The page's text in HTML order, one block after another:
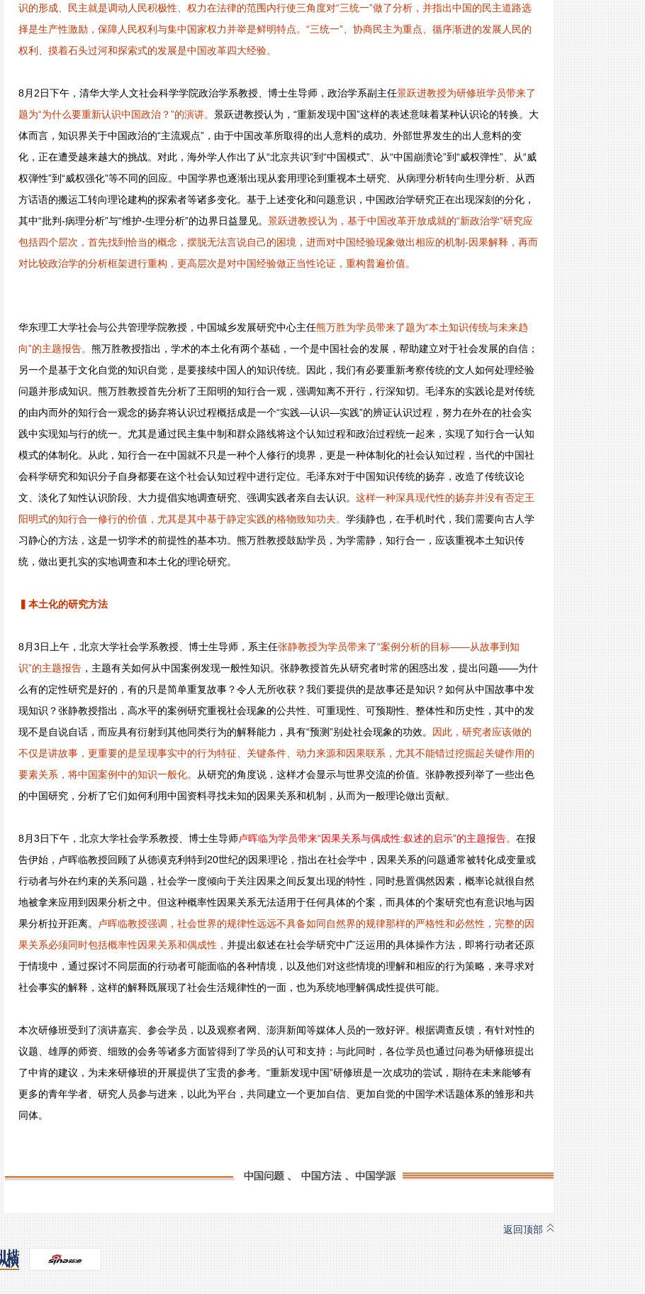
识的形成、民主就是调动人民积极性、权力在法律的范围内行使三角度对“三统一”做了分析，并指出中国的民主道路选
择是生产性激励，保障人民权利与集中国家权力并举是鲜明特点。“三统一”、协商民主为重点、循序渐进的发展人民的
权利、摸着石头过河和探索式的发展是中国改革四大经验。
8月2日下午，清华大学人文社会科学学院政治学系教授、博士生导师，政治学系副主任景跃进教授为研修班学员带来了
题为“为什么要重新认识中国政治？”的演讲。 景跃进教授认为，“重新发现中国”这样的表述意味着某种认识论的转换。大
体而言，知识界关于中国政治的“主流观点”，由于中国改革所取得的出人意料的成功、外部世界发生的出人意料的变
化，正在遭受越来越大的挑战。对此，海外学人作出了从“北京共识”到“中国模式”、从“中国崩溃论”到“威权弹性”、从“威
权弾性”到“威权强化”等不同的回应。中国学界也逐渐出现从套用理论到重视本土研究、从病理分析转向生理分析、从西
方话语的搬运工转向理论建构的探索者等诸多变化。基于上述变化和问题意识，中国政治学研究正在出现深刻的分化，
其中“批判-病理分析”与“维护-生理分析”的边界日益显见。 景跃进教授认为，基于中国改革开放成就的“新政治学”研究应
包括四个层次，首先找到恰当的概念，摆脱无法言说自己的困境，进而对中国经验现象做出相应的机制-因果解释，再而
对比较政治学的分析框架进行重构，更高层次是对中国经验做正当性论证，重构普遍价值。
华东理工大学社会与公共管理学院教授，中国城乡发展研究中心主任熊万胜为学员带来了题为“本土知识传统与未来趋
向”的主题报告。 熊万胜教授指出，学术的本土化有两个基础，一个是中国社会的发展，帮助建立对于社会发展的自信；
另一个是基于文化自觉的知识自觉，是要接续中国人的知识传统。因此，我们有必要重新考察传统的文人如何处理经验
问题并形成知识。熊万胜教授首先分析了王阳明的知行合一观，强调知离不开行，行深知切。毛泽东的实践论是对传统
的由内而外的知行合一观念的扬弃将认识过程概括成是一个“实践—认识—实践”的辨证认识过程，努力在外在的社会实
践中实现知与行的统一。尤其是通过民主集中制和群众路线将这个认知过程和政治过程统一起来，实现了知行合一认知
模式的体制化。从此，知行合一在中国就不只是一种个人修行的境界，更是一种体制化的社会认知过程，当代的中国社
会科学研究和知识分子自身都要在这个社会认知过程中进行定位。毛泽东对于中国知识传统的扬弃，改造了传统议论
文、淡化了知性认识阶段、大力提倡实地调查研究、强调实践者亲自去认识。 这样一种深具现代性的扬弃并没有否定王
阳明式的知行合一修行的价值，尤其是其中基于静定实践的格物致知功夫。 学须静也，在手机时代，我们需要向古人学
习静心的方法，这是一切学术的前提性的基本功。熊万胜教授鼓励学员，为学需静，知行合一，应该重视本土知识传
统，做出更扎实的实地调查和本土化的理论研究。
▍本土化的研究方法
8月3日上午，北京大学社会学系教授、博士生导师，系主任张静教授为学员带来了“案例分析的目标——从故事到知
识”的主题报告，主题有关如何从中国案例发现一般性知识。张静教授首先从研究者时常的困惑出发，提出问题——为什
么有的定性研究是好的，有的只是简单重复故事？令人无所收获？我们要提供的是故事还是知识？如何从中国故事中发
现知识？张静教授指出，高水平的案例研究重视社会现象的公共性、可重现性、可预期性、整体性和历史性，其中的发
现不是自说自话，而应具有衍射到其他同类行为的解释能力，具有“预测”别处社会现象的功效。 因此，研究者应该做的
不仅是讲故事，更重要的是呈现事实中的行为特征、关键条件、动力来源和因果联系，尤其不能错过挖掘起关键作用的
要素关系，将中国案例中的知识一般化。
从研究的角度说，这样才会显示与世界交流的价值。张静教授列举了一些出色
的中国研究，分析了它们如何利用中国资料寻找未知的因果关系和机制，从而为一般理论做出贡献。
8月3日下午，北京大学社会学系教授、博士生导师卢晖临为学员带来“因果关系与偶成性:叙述的启示”的主题报告。 在报
告伊始，卢晖临教授回顾了从德谟克利特到20世纪的因果理论，指出在社会学中，因果关系的问题通常被转化成变量或
行动者与外在约束的关系问题，社会学一度倾向于关注因果之间反复出现的特性，同时悬置偶然因素，概率论就很自然
地被拿来应用到因果分析之中。但这种概率性因果关系无法适用于任何具体的个案，而具体的个案研究也有意识地与因
果分析拉开距离。
卢晖临教授强调，社会世界的规律性远远不具备如同自然界的规律那样的严格性和必然性，完整的因
果关系必须同时包括概率性因果关系和偶成性， 并提出叙述在社会学研究中广泛运用的具体操作方法，即将行动者还原
于情境中，通过探讨不同层面的行动者可能面临的各种情境，以及他们对这些情境的理解和相应的行为策略，来寻求对
社会事实的解释，这样的解释既展现了社会生活规律性的一面，也为系统地理解偶成性提供可能。
本次研修班受到了演讲嘉宾、参会学员，以及观察者网、澎湃新闻等媒体人员的一致好评。根据调查反馈，有针对性的
议题、雄厚的师资、细致的会务等诸多方面皆得到了学员的认可和支持；与此同时，各位学员也通过问卷为研修班提出
了中肯的建议，为未来研修班的开展提供了宝贵的参考。“重新发现中国”研修班是一次成功的尝试，期待在未来能够有
更多的青年学者、研究人员参与进来，以此为平台，共同建立一个更加自信、更加自觉的中国学术话题体系的雏形和共
同体。
返回顶部